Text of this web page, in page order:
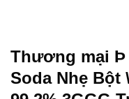
Thương mại Þ
Soda Nhẹ Bột